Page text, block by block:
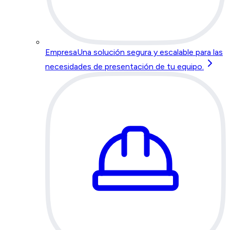
EmpresaUna solución segura y escalable para las
necesidades de presentación de tu equipo.